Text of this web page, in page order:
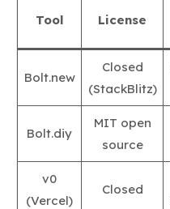
Tool License
Bolt.new
Closed
(StackBlitz)
Bolt.diy
MIT open
source
v0
(Vercel)
Closed